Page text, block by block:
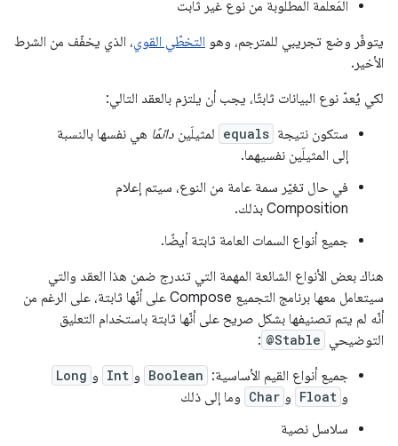
المَعلمة المطلوبة من نوع غير ثابت
يتوفّر وضع تجريبي للمترجم، وهو التخطّي القوي، الذي يخفّف من الشرط
الأخير.
لكي يُعدّ نوع البيانات ثابتًا، يجب أن يلتزم بالعقد التالي:
ستكون نتيجة equals لمثيلَين دائمًا هي نفسها بالنسبة
إلى المثيلَين نفسيهما.
في حال تغيّر سمة عامة من النوع، سيتم إعلام
Composition بذلك.
جميع أنواع السمات العامة ثابتة أيضًا.
هناك بعض الأنواع الشائعة المهمة التي تندرج ضمن هذا العقد والتي
سيتعامل معها برنامج التجميع Compose على أنّها ثابتة، على الرغم من
أنّه لم يتم تصنيفها بشكل صريح على أنّها ثابتة باستخدام التعليق
التوضيحي @Stable
:
جميع أنواع القيم الأساسية: Boolean و Int و Long
و Float و Char وما إلى ذلك
سلاسل نصية